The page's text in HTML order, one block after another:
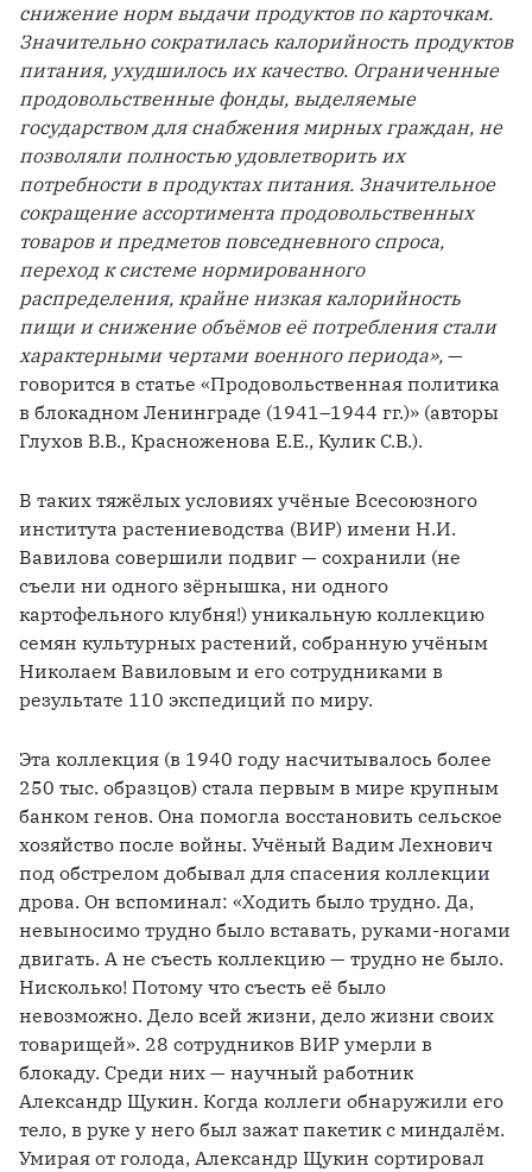
снижение норм выдачи продуктов по карточкам.
Значительно сократилась калорийность продуктов
питания, ухудшилось их качество. Ограниченные
продовольственные фонды, выделяемые
государством для снабжения мирных граждан, не
позволяли полностью удовлетворить их
потребности в продуктах питания. Значительное
сокращение ассортимента продовольственных
товаров и предметов повседневного спроса,
переход к системе нормированного
распределения, крайне низкая калорийность
пищи и снижение объёмов её потребления стали
характерными чертами военного периода», —
говорится в статье «Продовольственная политика
в блокадном Ленинграде (1941–1944 гг.)» (авторы
Глухов В.В., Красноженова Е.Е., Кулик С.В.).
В таких тяжёлых условиях учёные Всесоюзного
института растениеводства (ВИР) имени Н.И.
Вавилова совершили подвиг — сохранили (не
съели ни одного зёрнышка, ни одного
картофельного клубня!) уникальную коллекцию
семян культурных растений, собранную учёным
Николаем Вавиловым и его сотрудниками в
результате 110 экспедиций по миру.
Эта коллекция (в 1940 году насчитывалось более
250 тыс. образцов) стала первым в мире крупным
банком генов. Она помогла восстановить сельское
хозяйство после войны. Учёный Вадим Лехнович
под обстрелом добывал для спасения коллекции
дрова. Он вспоминал: «Ходить было трудно. Да,
невыносимо трудно было вставать, руками-ногами
двигать. А не съесть коллекцию — трудно не было.
Нисколько! Потому что съесть её было
невозможно. Дело всей жизни, дело жизни своих
товарищей». 28 сотрудников ВИР умерли в
блокаду. Среди них — научный работник
Александр Щукин. Когда коллеги обнаружили его
тело, в руке у него был зажат пакетик с миндалём.
Умирая от голода, Александр Щукин сортировал